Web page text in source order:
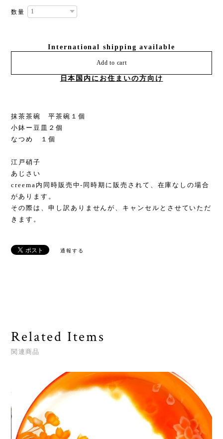
数量
International shipping available
Add to cart
日本国内にお住まいの方向け
抹茶茶碗 平茶碗１個
小鉢ー豆皿２個
なつめ １個
江戸硝子
あじさい
creema内同時販売中-同時期に販売されて、在庫なしの場合
があります。
その際は、申し訳ありませんが、キャンセルとさせていただ
きます。
通報する
Related Items
関連商品